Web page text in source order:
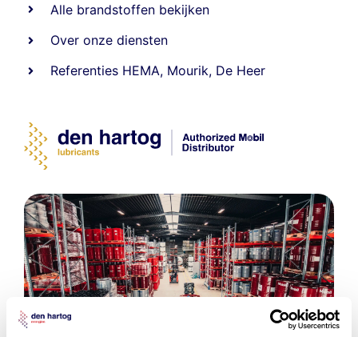
Alle brandstoffen bekijken
Over onze diensten
Referenties HEMA, Mourik, De Heer